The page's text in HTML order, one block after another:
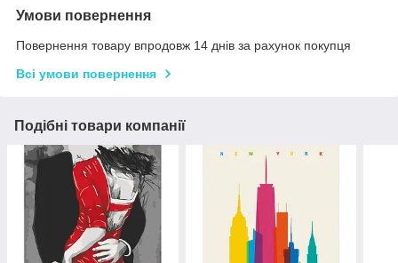
Умови повернення
Повернення товару впродовж 14 днів за рахунок покупця
Всі умови повернення
Подібні товари компанії